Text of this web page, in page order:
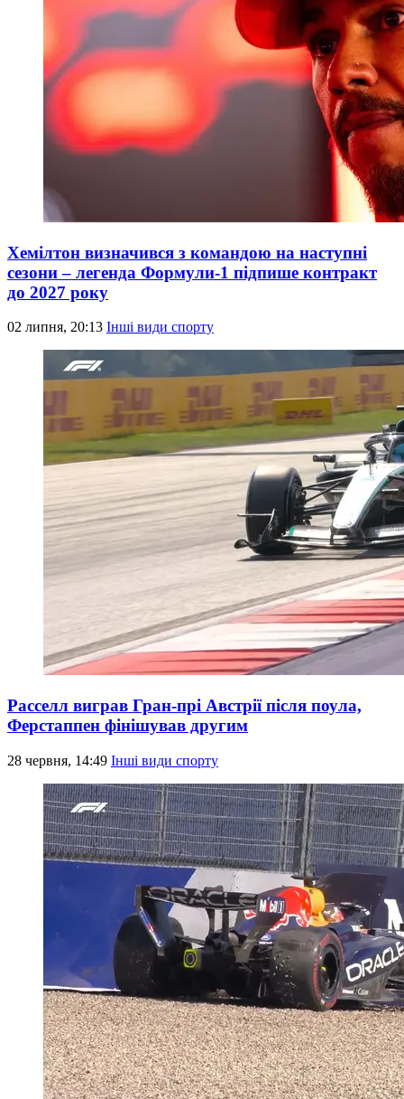
Хемілтон визначився з командою на наступні
сезони – легенда Формули-1 підпише контракт
до 2027 року
02 липня, 20:13 Інші види спорту
Расселл виграв Гран-прі Австрії після поула,
Ферстаппен фінішував другим
28 червня, 14:49 Інші види спорту